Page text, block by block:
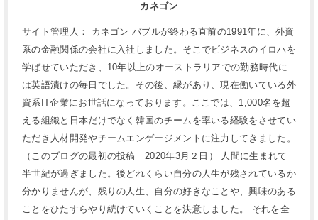
カネゴン
サイト管理人： カネゴン バブルが終わる直前の1991年に、外資
系の金融関係の会社に入社しました。そこでビジネスのイロハを
学ばせていただき、10年以上のオーストラリアでの勤務時代に
は英語漬けの毎日でした。その後、縁があり、現在働いている外
資系IT企業にお世話になっております。ここでは、1,000名を超
える組織と日本だけでなく韓国のチームを率いる経験をさせてい
ただき人材開発やチームエンゲージメントに注力してきました。
（このブログの最初の投稿 2020年3月２日） 人間に生まれて
半世紀が過ぎました。後どれくらい自分の人生が残されているか
分かりませんが、残りの人生、自分の好きなことや、興味のある
ことをひたすらやり続けていくことを決意しました。 それを全